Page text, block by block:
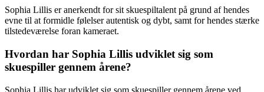
Sophia Lillis er anerkendt for sit skuespiltalent på grund af hendes
evne til at formidle følelser autentisk og dybt, samt for hendes stærke
tilstedeværelse foran kameraet.
Hvordan har Sophia Lillis udviklet sig som
skuespiller gennem årene?
Sophia Lillis har udviklet sig som skuespiller gennem årene ved